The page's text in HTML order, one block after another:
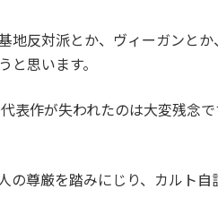
地反対派とか、ヴィーガンと
と思います。
表作が失われたのは大変残念
の尊厳を踏みにじり、カルト自